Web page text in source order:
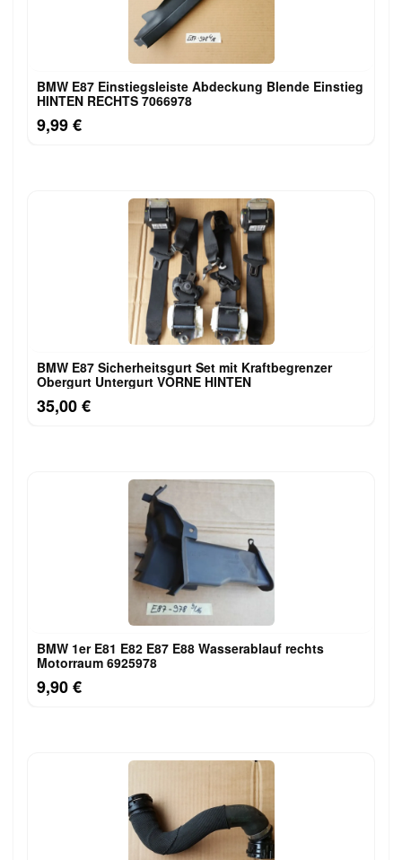
BMW E87 Einstiegsleiste Abdeckung Blende Einstieg
HINTEN RECHTS 7066978
9,99 €
BMW E87 Sicherheitsgurt Set mit Kraftbegrenzer
Obergurt Untergurt VORNE HINTEN
35,00 €
BMW 1er E81 E82 E87 E88 Wasserablauf rechts
Motorraum 6925978
9,90 €